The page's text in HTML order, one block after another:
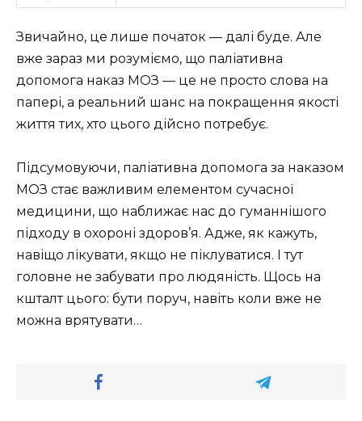
Звичайно, це лише початок — далі буде. Але
вже зараз ми розуміємо, що паліативна
допомога наказ МОЗ — це не просто слова на
папері, а реальний шанс на покращення якості
життя тих, хто цього дійсно потребує.
Підсумовуючи, паліативна допомога за наказом
МОЗ стає важливим елементом сучасної
медицини, що наближає нас до гуманнішого
підходу в охороні здоров’я. Адже, як кажуть,
навіщо лікувати, якщо не піклуватися. І тут
головне не забувати про людяність. Щось на
кшталт цього: бути поруч, навіть коли вже не
можна врятувати…